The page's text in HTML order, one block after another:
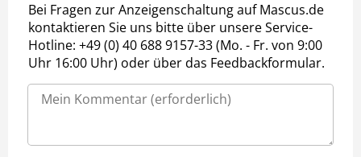
Bei Fragen zur Anzeigenschaltung auf Mascus.de
kontaktieren Sie uns bitte über unsere Service-
Hotline: +49 (0) 40 688 9157-33 (Mo. - Fr. von 9:00
Uhr 16:00 Uhr) oder über das Feedbackformular.